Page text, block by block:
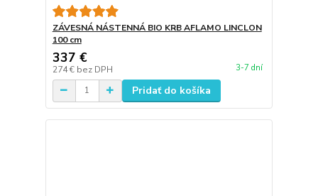
ZÁVESNÁ NÁSTENNÁ BIO KRB AFLAMO LINCLON
100 cm
337 €
274 € bez DPH 3-7 dní
Pridať do košíka